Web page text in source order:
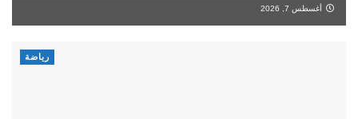
أغسطس 7, 2026
رياضة